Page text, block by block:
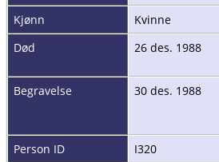
Kjønn
Kvinne
Død
26 des. 1988
Begravelse
30 des. 1988
Person ID
I320